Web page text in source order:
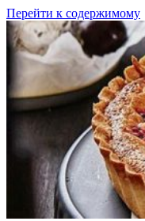
Перейти к содержимому